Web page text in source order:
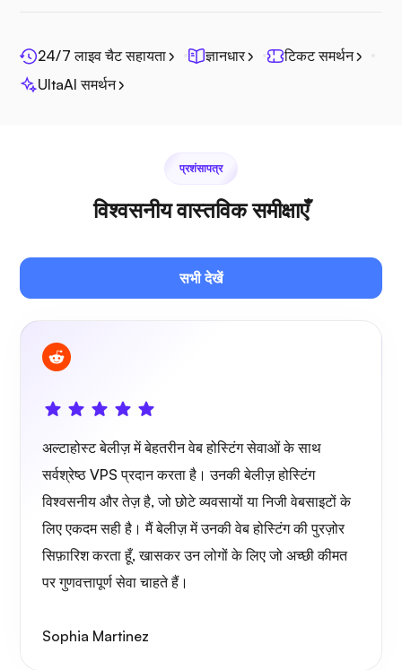
सीफाइल
जित्सी
प्लेक्स
ओनकास्ट
24/7 लाइव चैट सहायता ज्ञानधार
टिकट समर्थन
UltaAI समर्थन
प्रशंसापत्र
विश्वसनीय वास्तविक समीक्षाएँ
सभी देखें
अल्टाहोस्ट बेलीज़ में बेहतरीन वेब होस्टिंग सेवाओं के साथ
सर्वश्रेष्ठ VPS प्रदान करता है। उनकी बेलीज़ होस्टिंग
विश्वसनीय और तेज़ है, जो छोटे व्यवसायों या निजी वेबसाइटों के
लिए एकदम सही है। मैं बेलीज़ में उनकी वेब होस्टिंग की पुरज़ोर
सिफ़ारिश करता हूँ, खासकर उन लोगों के लिए जो अच्छी कीमत
पर गुणवत्तापूर्ण सेवा चाहते हैं।
Sophia Martinez